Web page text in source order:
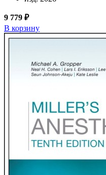
9 779 ₽
В корзину